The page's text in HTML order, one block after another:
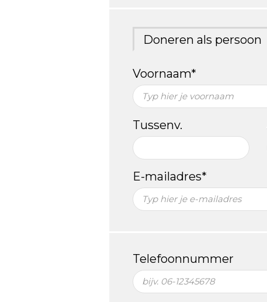
Doneren als persoon
Voornaam*
Tussenv.
E-mailadres*
Telefoonnummer